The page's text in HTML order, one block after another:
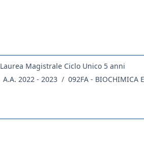
Laurea Magistrale Ciclo Unico 5 anni
A.A. 2022 - 2023 092FA - BIOCHIMICA